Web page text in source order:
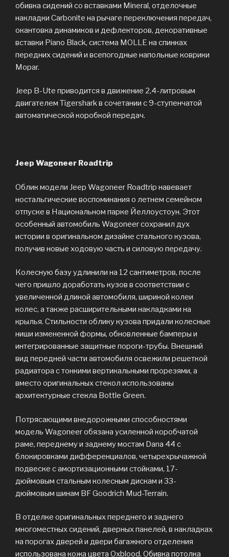
обивка сидений со вставками Mineral, отделочные
накладки Carbonite на рычаге переключения передач,
окантовка динамиков и дефлекторов, декоративные
вставки Piano Black, система MOLLE на спинках
передних сидений и всепогодные напольные коврики
Mopar.
Jeep B-Ute приводится в движение 2,4-литровым
двигателем Tigershark в сочетании с 9-ступенчатой
автоматической коробкой передач.
Jeep Wagoneer Roadtrip
Облик модели Jeep Wagoneer Roadtrip навевает
ностальгические воспоминания о летнем семейном
отпуске в Национальном парке Йеллоустоун. Этот
особенный автомобиль Wagoneer сохранил дух
истории в оригинальном дизайне стального кузова,
получив новые ходовую часть и силовую передачу.
Колесную базу удлинили на 12 сантиметров, после
чего пришло доработать кузов в соответствии с
увеличенной длиной автомобиля, шириной колеи
колес, а также расширительными накладками на
крылья. Стильности облику кузова придали колесные
ниши измененной формы, обновленные бамперы и
интегрированные защитные пороги-трубы. Внешний
вид передней части автомобиля освежили решеткой
радиатора с тонкими вертикальными прорезями, а
вместо оригинальных стекол использованы
архитектурные стекла Bottle Green.
Потрясающими внедорожными способностями
модель Wagoneer обязана усиленной коробчатой
раме, переднему и заднему мостам Dana 44 с
блокировками дифференциалов, четырехрычажной
подвеске с амортизационными стойками, 17-
дюймовым стальным колесным дискам и 33-
дюймовым шинам BF Goodrich Mud-Terrain.
В отделке оригинальных переднего и заднего
многоместных сидений, дверных панелей, в накладках
на порогах дверей и двери багажного отделения
использована кожа цвета Oxblood. Обивка потолка